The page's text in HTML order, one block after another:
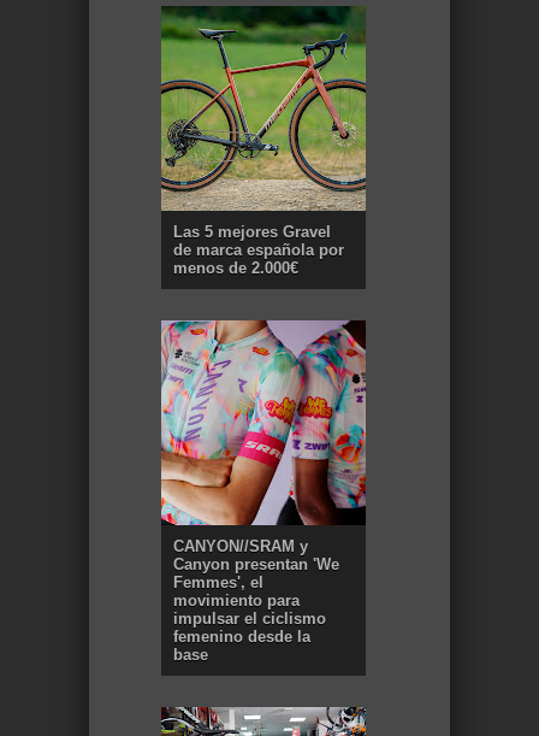
Las 5 mejores Gravel
de marca española por
menos de 2.000€
CANYON//SRAM y
Canyon presentan 'We
Femmes', el
movimiento para
impulsar el ciclismo
femenino desde la
base